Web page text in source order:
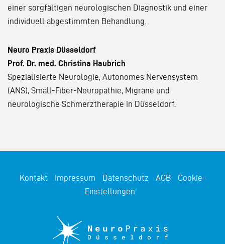
einer sorgfältigen neurologischen Diagnostik und einer
individuell abgestimmten Behandlung.
Neuro Praxis Düsseldorf
Prof. Dr. med. Christina Haubrich
Spezialisierte Neurologie, Autonomes Nervensystem
(ANS), Small-Fiber-Neuropathie, Migräne und
neurologische Schmerztherapie in Düsseldorf.
Kontakt Impressum Datenschutz AGB
Cookie-
Einstellungen